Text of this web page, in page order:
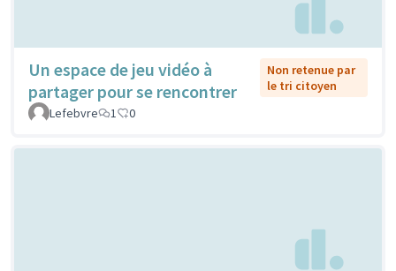
Un espace de jeu vidéo à
partager pour se rencontrer
Non retenue par
le tri citoyen
Lefebvre
1 0